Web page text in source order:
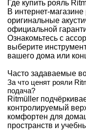
Где купить рояль
В интернет-магазине
оригинальные
официальной
Ознакомьтесь с
выберите
вашего дома или
Часто задаваемые
За что ценят рояли
подача?
Ritmüller
контролируемый
комфортен для
пространств и